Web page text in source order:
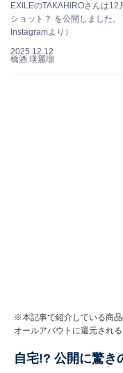
EXILEのTAKAHIROさんは
ショット？ を公開しました
Instagramより）
2025.12.12
橋酒 瑛麗瑠
※本記事で紹介している商
オールアバウトに還元される
自宅!? 公開に驚き